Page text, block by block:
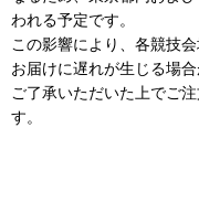
われる予定です。
この影響により、各競技
お届けに遅れが生じる場合
ご了承いただいた上でご
す。